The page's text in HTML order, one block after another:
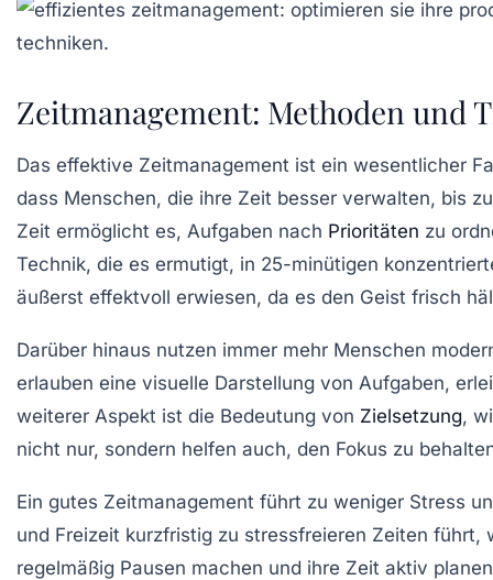
Zeitmanagement: Methoden und
Das effektive Zeitmanagement ist ein wesentlicher
dass Menschen, die ihre Zeit besser verwalten, bis
Zeit ermöglicht es, Aufgaben nach Prioritäten zu
Technik, die es ermutigt, in 25-minütigen
äußerst effektvoll erwiesen, da es den Geist frisch
Darüber hinaus nutzen immer mehr Menschen
erlauben eine visuelle Darstellung von Aufgaben,
weiterer Aspekt ist die Bedeutung von Zielsetzung,
nicht nur, sondern helfen auch, den Fokus zu
Ein gutes Zeitmanagement führt zu weniger Stress
und Freizeit kurzfristig zu stressfreieren Zeiten
regelmäßig Pausen machen und ihre Zeit aktiv